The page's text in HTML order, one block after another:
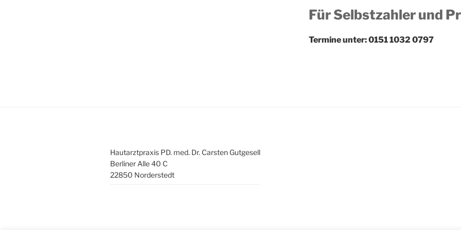
Für Selbstzahler und
Termine unter: 0151 1032 0797
Hautarztpraxis PD. med. Dr. Carsten Gutgesell
Berliner Alle 40 C
22850 Norderstedt